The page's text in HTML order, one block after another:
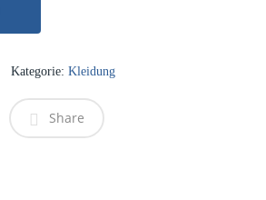
Kategorie: Kleidung
Share